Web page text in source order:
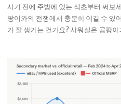
economic climate has forced a
constitutes a durable asset in a
disposable silicon. F...
사기 전에 주방에 있는 식초부터 써보
팡이와의 전쟁에서 충분히 이길 수 있
가 잘 생기는 건가요? 샤워실은 곰팡
엔 그냥 물로 씻으면 되겠지 했는데,
라고요. 한 번 생기면 점점 퍼져나가는
서 나중엔 까만 선이 되고, 결국엔 넓
팡이는 단순히 보기 싫은 것만이 아니